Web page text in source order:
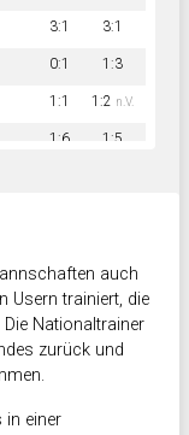
3:1 3:1
0:1 1:3
1:1 1:2 n.V.
1:6 1:5
auch
Usern trainiert, die
Nationaltrainer
zurück und
in einer